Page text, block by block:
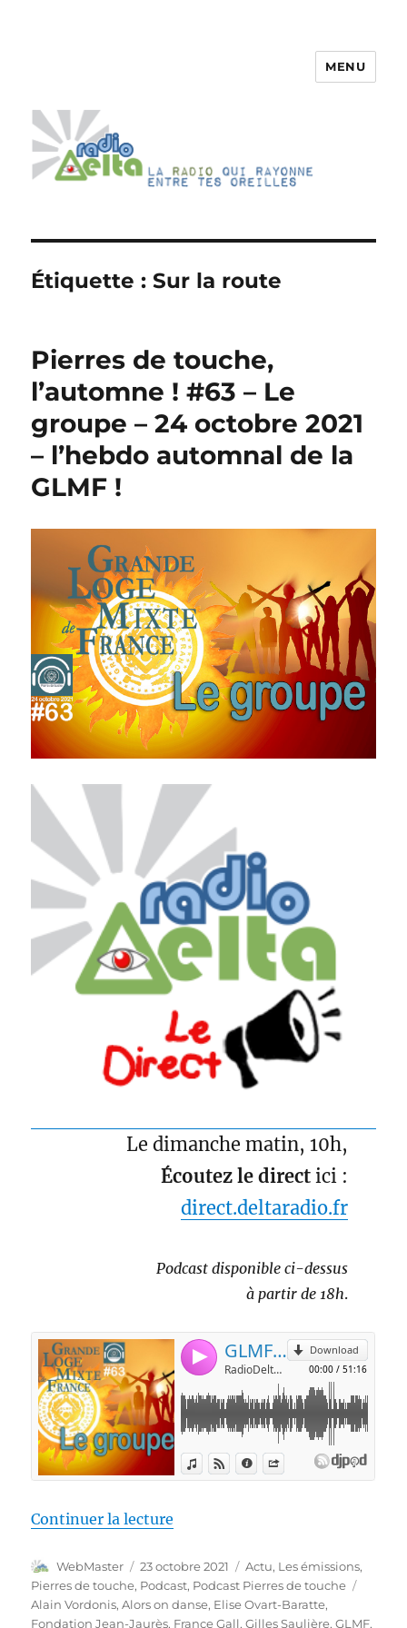
MENU
Étiquette :Sur la route
Pierres de touche,
l’automne ! #63 – Le
groupe – 24 octobre 2021
– l’hebdo automnal de la
GLMF !
Le dimanche matin, 10h,
Écoutez le direct ici :
direct.deltaradio.fr
Podcast disponible ci-dessus
à partir de 18h.
Continuer la lecture
Auteur
WebMaster
Publié
le
23 octobre 2021 Catégories
Actu, Les émissions,
Pierres de touche, Podcast, Podcast Pierres de touche
Alain Vordonis,Alors on danse, Elise Ovart-Baratte,
Fondation Jean-Jaurès, France Gall,Gilles Saulière,GLMF,